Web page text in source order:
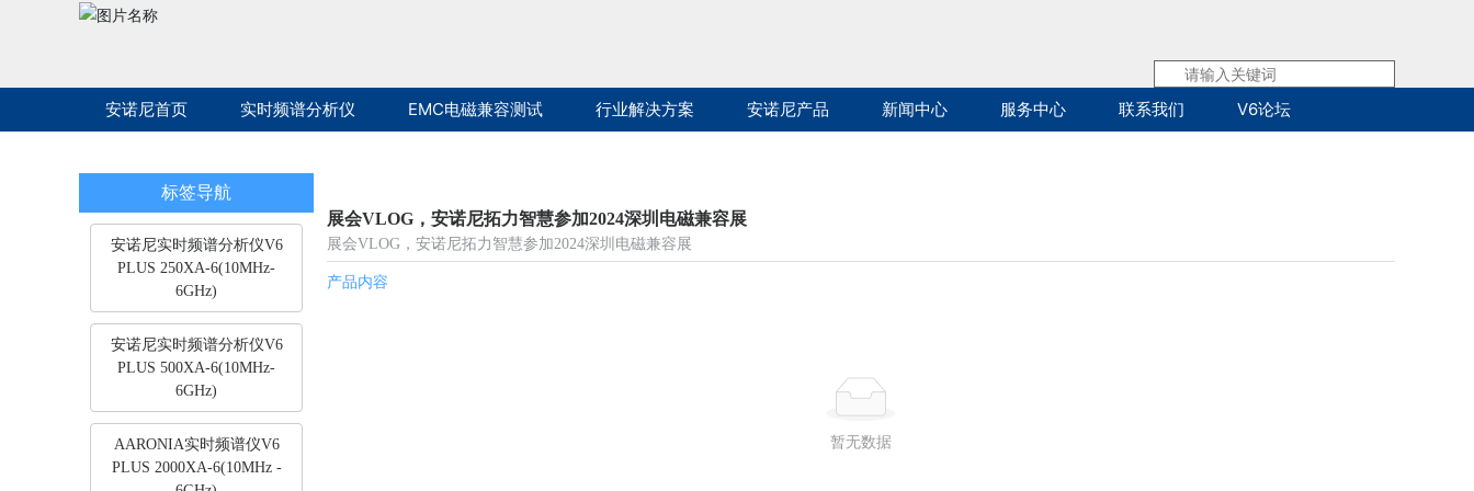
安诺尼首页 实时频谱分析仪 EMC电磁兼容测试 行业解决方案 安诺尼产品 新闻中心 服务中心 联系我们 V6论坛
标签导航
安诺尼实时频谱分析仪V6
PLUS 250XA-6(10MHz-
6GHz)
安诺尼实时频谱分析仪V6
PLUS 500XA-6(10MHz-
6GHz)
AARONIA实时频谱仪V6
PLUS 2000XA-6(10MHz -
展会VLOG，安诺尼拓力智慧参加2024深圳电磁兼容展
展会VLOG，安诺尼拓力智慧参加2024深圳电磁兼容展
产品内容
暂无数据